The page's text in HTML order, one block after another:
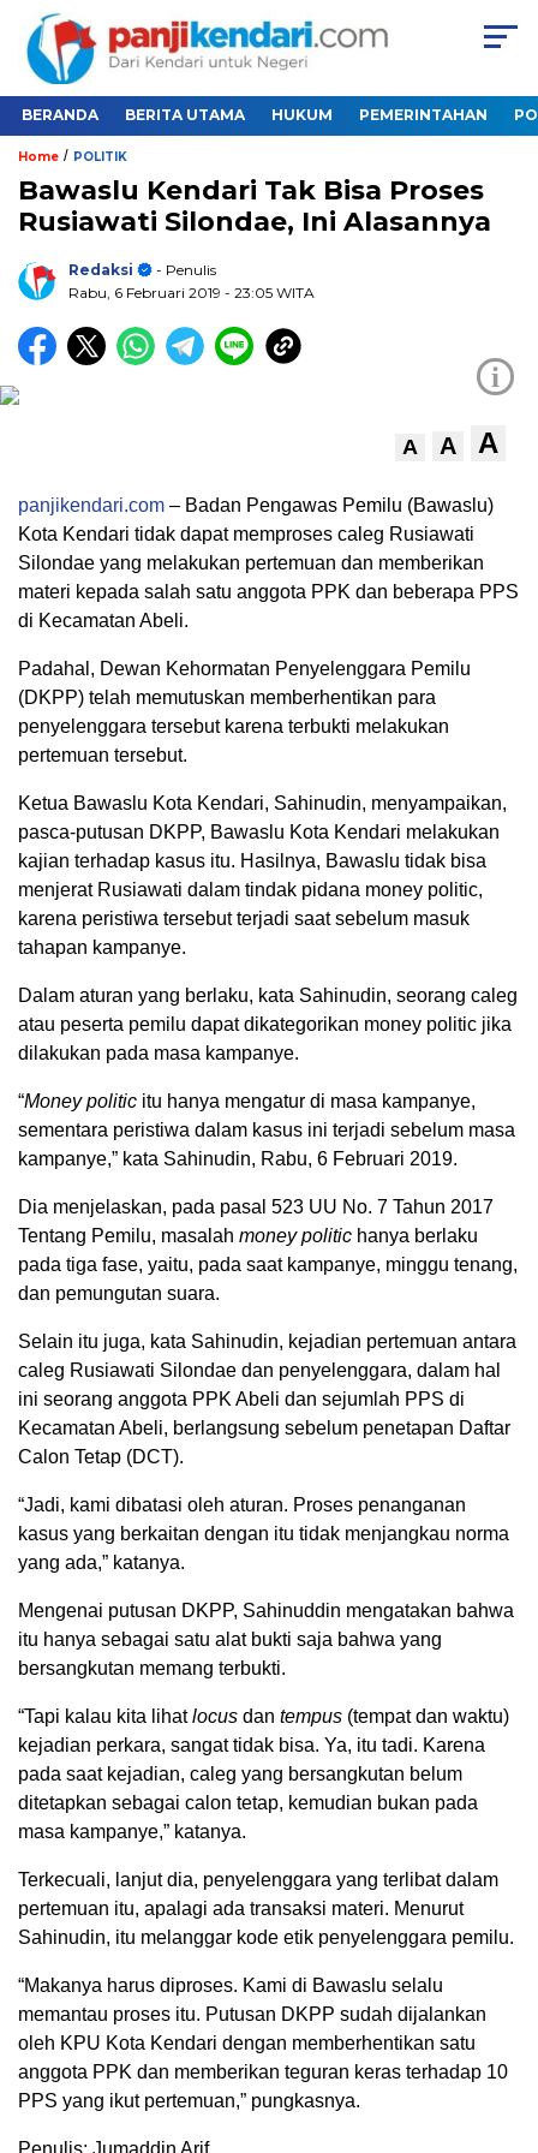
BERANDA BERITA UTAMA HUKUM PEMERINTAHAN
Home / POLITIK
Bawaslu Kendari Tak Bisa Proses
Rusiawati Silondae, Ini Alasannya
Redaksi
- Penulis
Rabu, 6 Februari 2019 - 23:05 WITA
i
A A A
panjikendari.com – Badan Pengawas Pemilu (Bawaslu)
Kota Kendari tidak dapat memproses caleg Rusiawati
Silondae yang melakukan pertemuan dan memberikan
materi kepada salah satu anggota PPK dan beberapa PPS
di Kecamatan Abeli.
Padahal, Dewan Kehormatan Penyelenggara Pemilu
(DKPP) telah memutuskan memberhentikan para
penyelenggara tersebut karena terbukti melakukan
pertemuan tersebut.
Ketua Bawaslu Kota Kendari, Sahinudin, menyampaikan,
pasca-putusan DKPP, Bawaslu Kota Kendari melakukan
kajian terhadap kasus itu. Hasilnya, Bawaslu tidak bisa
menjerat Rusiawati dalam tindak pidana money politic,
karena peristiwa tersebut terjadi saat sebelum masuk
tahapan kampanye.
Dalam aturan yang berlaku, kata Sahinudin, seorang caleg
atau peserta pemilu dapat dikategorikan money politic jika
dilakukan pada masa kampanye.
“Money politic itu hanya mengatur di masa kampanye,
sementara peristiwa dalam kasus ini terjadi sebelum masa
kampanye,” kata Sahinudin, Rabu, 6 Februari 2019.
Dia menjelaskan, pada pasal 523 UU No. 7 Tahun 2017
Tentang Pemilu, masalah money politic hanya berlaku
pada tiga fase, yaitu, pada saat kampanye, minggu tenang,
dan pemungutan suara.
Selain itu juga, kata Sahinudin, kejadian pertemuan antara
caleg Rusiawati Silondae dan penyelenggara, dalam hal
ini seorang anggota PPK Abeli dan sejumlah PPS di
Kecamatan Abeli, berlangsung sebelum penetapan Daftar
Calon Tetap (DCT).
“Jadi, kami dibatasi oleh aturan. Proses penanganan
kasus yang berkaitan dengan itu tidak menjangkau norma
yang ada,” katanya.
Mengenai putusan DKPP, Sahinuddin mengatakan bahwa
itu hanya sebagai satu alat bukti saja bahwa yang
bersangkutan memang terbukti.
“Tapi kalau kita lihatlocus dan tempus (tempat dan waktu)
kejadian perkara, sangat tidak bisa. Ya, itu tadi. Karena
pada saat kejadian, caleg yang bersangkutan belum
ditetapkan sebagai calon tetap, kemudian bukan pada
masa kampanye,” katanya.
Terkecuali, lanjut dia, penyelenggara yang terlibat dalam
pertemuan itu, apalagi ada transaksi materi. Menurut
Sahinudin, itu melanggar kode etik penyelenggara pemilu.
“Makanya harus diproses. Kami di Bawaslu selalu
memantau proses itu. Putusan DKPP sudah dijalankan
oleh KPU Kota Kendari dengan memberhentikan satu
anggota PPK dan memberikan teguran keras terhadap 10
PPS yang ikut pertemuan,” pungkasnya.